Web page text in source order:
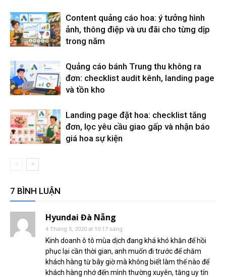
Content quảng cáo hoa: ý tưởng hình
ảnh, thông điệp và ưu đãi cho từng dịp
trong năm
Quảng cáo bánh Trung thu không ra
đơn: checklist audit kênh, landing page
và tồn kho
Landing page đặt hoa: checklist tăng
đơn, lọc yêu cầu giao gấp và nhận báo
giá hoa sự kiện
7 BÌNH LUẬN
Hyundai Đà Nẵng
4 Tháng 5, 2020 at 10:17 sáng
Kinh doanh ô tô mùa dịch đang khá khó khăn để hồi
phục lại cần thời gian, anh muốn đi trước để chăm
khách hàng từ bây giờ mà không biết làm thế nào để
khách hàng nhớ đến mình thường xuyên, tăng uy tín